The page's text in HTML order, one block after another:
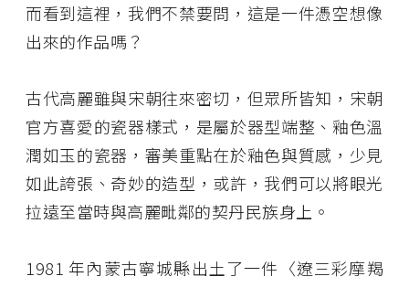
而看到這裡，我們不禁要問，這是一件憑空想像
出來的作品嗎？
古代高麗雖與宋朝往來密切，但眾所皆知，宋朝
官方喜愛的瓷器樣式，是屬於器型端整、釉色溫
潤如玉的瓷器，審美重點在於釉色與質感，少見
如此誇張、奇妙的造型，或許，我們可以將眼光
拉遠至當時與高麗毗鄰的契丹民族身上。
1981 年內蒙古寧城縣出土了一件〈遼三彩摩羯